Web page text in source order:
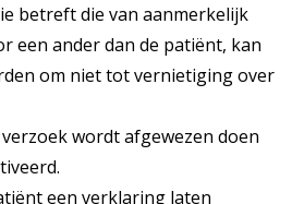
betreft die van aanmerkelijk
een ander dan de patiënt, kan
om niet tot vernietiging over
verzoek wordt afgewezen doen
een verklaring laten